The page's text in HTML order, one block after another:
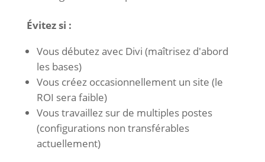
Évitez si :
Vous débutez avec Divi (maîtrisez d'abord
les bases)
Vous créez occasionnellement un site (le
ROI sera faible)
Vous travaillez sur de multiples postes
(configurations non transférables
actuellement)